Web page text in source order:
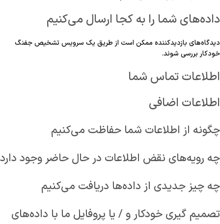
داده‌های شما را به کجا ارسال می‌کنیم
دیدگاه‌های بازدیدکننده ممکن است از طریق یک سرویس تشخیص جفنگ
خودکار بررسی شوند.
اطلاعات تماس شما
اطلاعات اضافی
چگونه از اطلاعات شما حفاظت می‌کنیم
چه رویه‌های نقض اطلاعات در حال حاضر وجود دارد
چه چیز جدیدی از داده‌ها دریافت می‌کنیم
تصمیم گیری خودکار و / یا پروفایل ما با داده‌های